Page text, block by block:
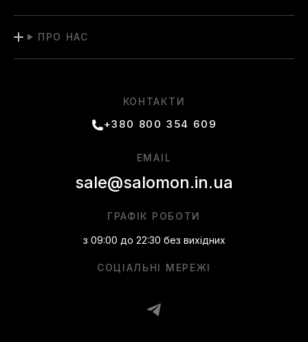
ПРО НАС
КОНТАКТИ
+380 800 354 609
СОЦІАЛЬНІ МЕРЕЖІ
ГРАФІК РОБОТИ
з 09:00 до 22:30 без вихідних
EMAIL
sale@salomon.in.ua